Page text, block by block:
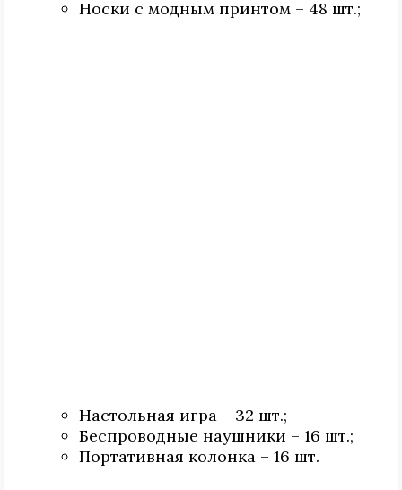
Носки с модным принтом – 48 шт.;
Настольная игра – 32 шт.;
Беспроводные наушники – 16 шт.;
Портативная колонка – 16 шт.